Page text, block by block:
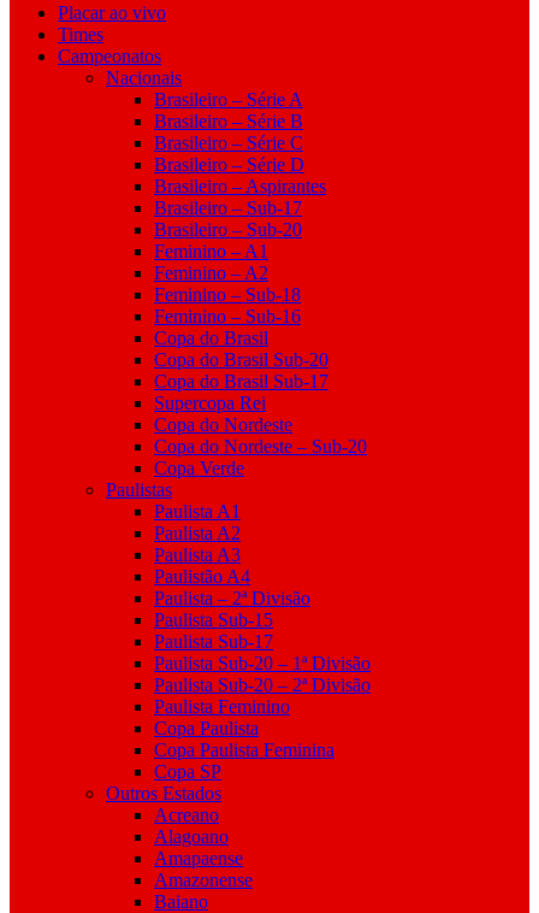
Placar ao vivo
Times
Campeonatos
Nacionais
Brasileiro – Série A
Brasileiro – Série B
Brasileiro – Série C
Brasileiro – Série D
Brasileiro – Aspirantes
Brasileiro – Sub-17
Brasileiro – Sub-20
Feminino – A1
Feminino – A2
Feminino – Sub-18
Feminino – Sub-16
Copa do Brasil
Copa do Brasil Sub-20
Copa do Brasil Sub-17
Supercopa Rei
Copa do Nordeste
Copa do Nordeste – Sub-20
Copa Verde
Paulistas
Paulista A1
Paulista A2
Paulista A3
Paulistão A4
Paulista – 2ª Divisão
Paulista Sub-15
Paulista Sub-17
Paulista Sub-20 – 1ª Divisão
Paulista Sub-20 – 2ª Divisão
Paulista Feminino
Copa Paulista
Copa Paulista Feminina
Copa SP
Outros Estados
Acreano
Alagoano
Amapaense
Amazonense
Baiano